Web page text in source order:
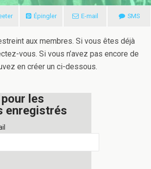
Épingler E-mail SMS
aux membres. Si vous êtes déjà
vous. Si vous n’avez pas encore de
en créer un ci-dessous.
les
enregistrés